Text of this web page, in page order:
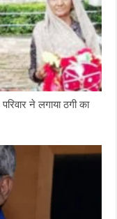
ने लगाया ठगी का